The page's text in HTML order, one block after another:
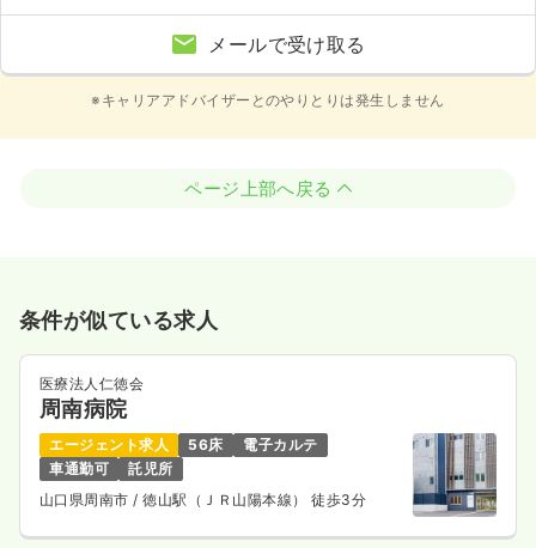
メールで受け取る
※キャリアアドバイザーとのやりとりは発生しません
ページ上部へ戻る
条件が似ている求人
医療法人仁徳会
周南病院
エージェント求人 56床
電子カルテ
車通勤可
託児所
山口県周南市/ 徳山駅（ＪＲ山陽本線） 徒歩3分